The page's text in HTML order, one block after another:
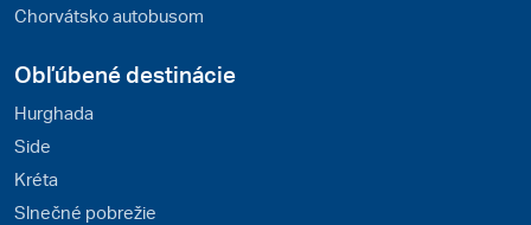
Chorvátsko autobusom
Obľúbené destinácie
Hurghada
Side
Kréta
Slnečné pobrežie